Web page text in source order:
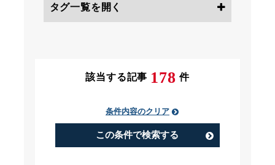
タグ一覧を開く
PIP（Performance Improvement
Plan）
該当する記事 178 件
条件内容のクリア
この条件で検索する